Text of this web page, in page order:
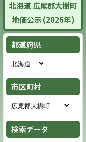
北海道 広尾郡大樹町
地価公示 (2026年)
都道府県
市区町村
検索データ